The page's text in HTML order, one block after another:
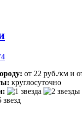
от 22 руб./км и
круглосуточно